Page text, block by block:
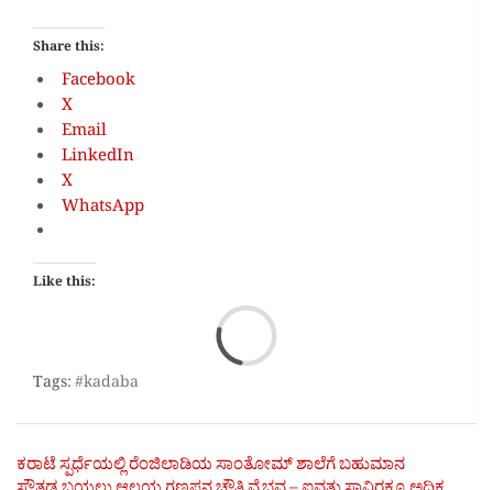
Share this:
Facebook
X
Email
LinkedIn
X
WhatsApp
Like this:
Tags:#kadaba
Post
ಕರಾಟೆ ಸ್ಪರ್ಧೆಯಲ್ಲಿ ರೆಂಜಿಲಾಡಿಯ ಸಾಂತೋಮ್ ಶಾಲೆಗೆ ಬಹುಮಾನ